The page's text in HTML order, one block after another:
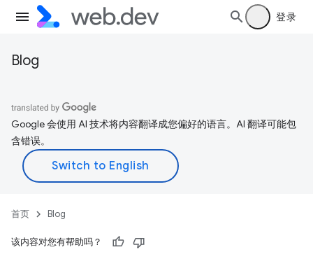
登录
Blog
Google 会使用 AI 技术将内容翻译成您偏好的语言。AI 翻译可能包
含错误。
首页 Blog
该内容对您有帮助吗？